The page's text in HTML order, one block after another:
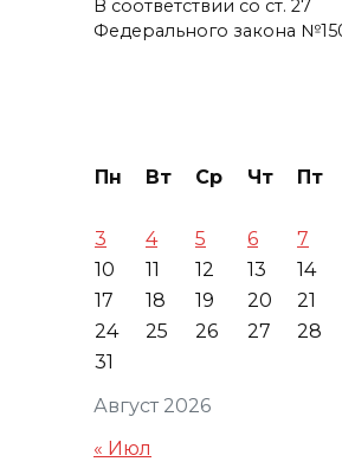
В соответствии со ст. 27
Федерального закона
Август 2026
Пн Вт Ср Чт Пт
3
4 5 6 7
10
11 12 13 14
17
18 19 20 21
24
25 26 27 28
31
« Июл